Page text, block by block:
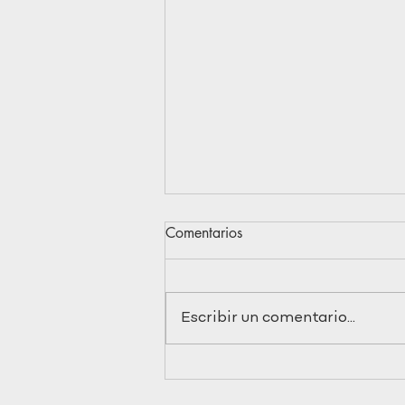
Àrien
Comentarios
Escribir un comentario...